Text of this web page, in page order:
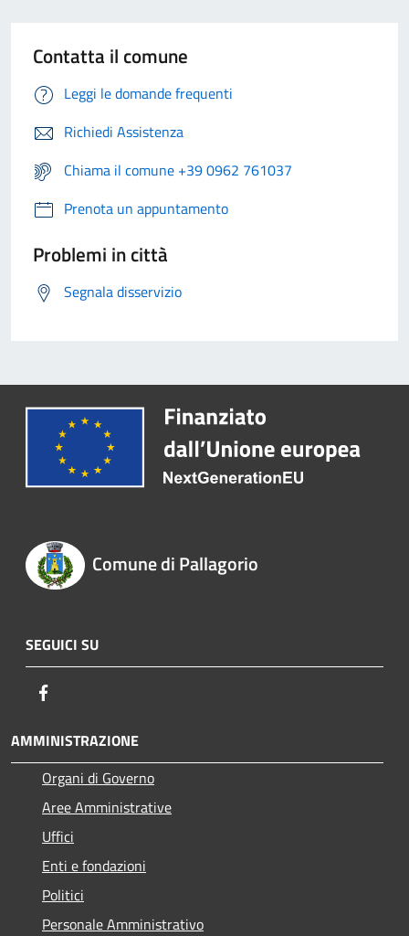
Contatta il comune
Leggi le domande frequenti
Richiedi Assistenza
Chiama il comune +39 0962 761037
Prenota un appuntamento
Problemi in città
Segnala disservizio
Comune di Pallagorio
SEGUICI SU
AMMINISTRAZIONE
Organi di Governo
Aree Amministrative
Uffici
Enti e fondazioni
Politici
Personale Amministrativo